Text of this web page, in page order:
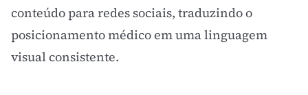
conteúdo para redes sociais, traduzindo o
posicionamento médico em uma linguagem
visual consistente.